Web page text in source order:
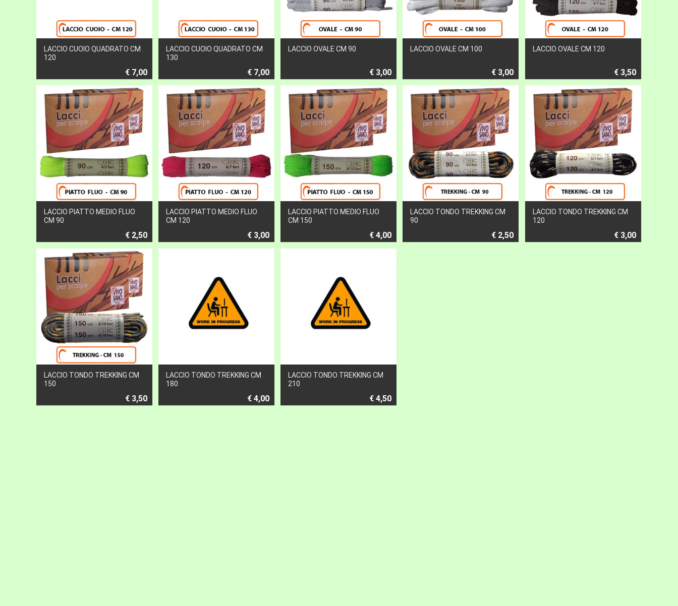
LACCIO CUOIO QUADRATO CM
120
€ 7,00
LACCIO CUOIO QUADRATO CM
130
€ 7,00
LACCIO OVALE CM 90
€ 3,00
LACCIO OVALE CM 100
€ 3,00
LACCIO OVALE CM 120
€ 3,50
LACCIO PIATTO MEDIO FLUO
CM 90
€ 2,50
LACCIO PIATTO MEDIO FLUO
CM 120
€ 3,00
LACCIO PIATTO MEDIO FLUO
CM 150
€ 4,00
LACCIO TONDO TREKKING CM
90
€ 2,50
LACCIO TONDO TREKKING CM
120
€ 3,00
LACCIO TONDO TREKKING CM
150
€ 3,50
LACCIO TONDO TREKKING CM
180
€ 4,00
LACCIO TONDO TREKKING CM
210
€ 4,50